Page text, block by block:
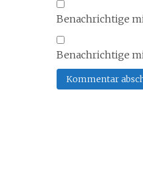
Benachrichtige
Benachrichtige